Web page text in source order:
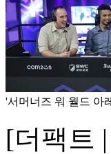
'서머너즈 워 월드 아
[더팩트